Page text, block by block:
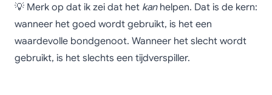
💡 Merk op dat ik zei dat het kanhelpen. Dat is de kern:
wanneer het goed wordt gebruikt, is het een
waardevolle bondgenoot. Wanneer het slecht wordt
gebruikt, is het slechts een tijdverspiller.